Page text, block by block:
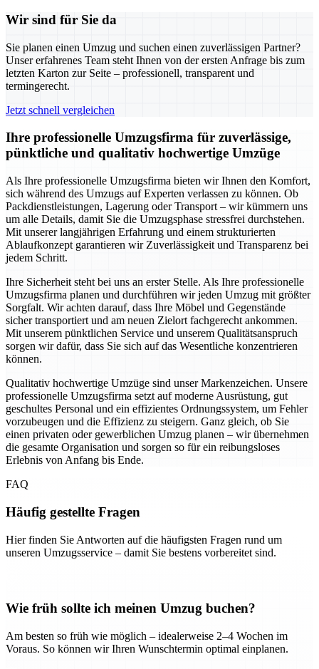
Wir sind für Sie da
Sie planen einen Umzug und suchen einen zuverlässigen Partner?
Unser erfahrenes Team steht Ihnen von der ersten Anfrage bis zum
letzten Karton zur Seite – professionell, transparent und
termingerecht.
Jetzt schnell vergleichen
Ihre professionelle Umzugsfirma für zuverlässige,
pünktliche und qualitativ hochwertige Umzüge
Als Ihre professionelle Umzugsfirma bieten wir Ihnen den Komfort,
sich während des Umzugs auf Experten verlassen zu können. Ob
Packdienstleistungen, Lagerung oder Transport – wir kümmern uns
um alle Details, damit Sie die Umzugsphase stressfrei durchstehen.
Mit unserer langjährigen Erfahrung und einem strukturierten
Ablaufkonzept garantieren wir Zuverlässigkeit und Transparenz bei
jedem Schritt.
Ihre Sicherheit steht bei uns an erster Stelle. Als Ihre professionelle
Umzugsfirma planen und durchführen wir jeden Umzug mit größter
Sorgfalt. Wir achten darauf, dass Ihre Möbel und Gegenstände
sicher transportiert und am neuen Zielort fachgerecht ankommen.
Mit unserem pünktlichen Service und unserem Qualitätsanspruch
sorgen wir dafür, dass Sie sich auf das Wesentliche konzentrieren
können.
Qualitativ hochwertige Umzüge sind unser Markenzeichen. Unsere
professionelle Umzugsfirma setzt auf moderne Ausrüstung, gut
geschultes Personal und ein effizientes Ordnungssystem, um Fehler
vorzubeugen und die Effizienz zu steigern. Ganz gleich, ob Sie
einen privaten oder gewerblichen Umzug planen – wir übernehmen
die gesamte Organisation und sorgen so für ein reibungsloses
Erlebnis von Anfang bis Ende.
FAQ
Häufig gestellte Fragen
Hier finden Sie Antworten auf die häufigsten Fragen rund um
unseren Umzugsservice – damit Sie bestens vorbereitet sind.
Wie früh sollte ich meinen Umzug buchen?
Am besten so früh wie möglich – idealerweise 2–4 Wochen im
Voraus. So können wir Ihren Wunschtermin optimal einplanen.